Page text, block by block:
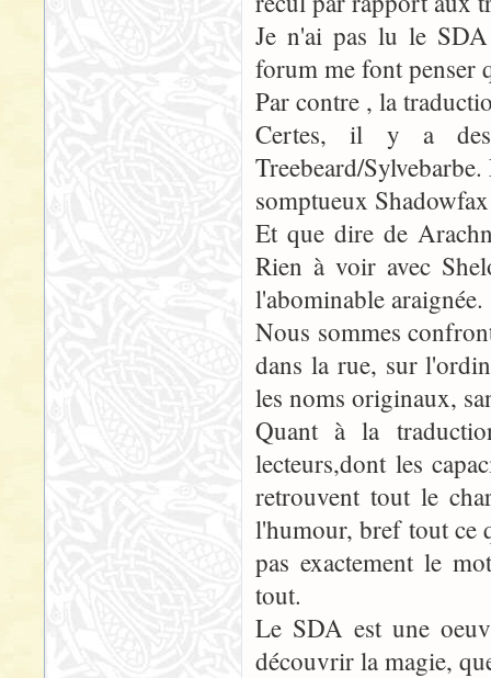
Je n'ai pas lu le
forum me font penser
Par contre , la
Certes, il y a des
Treebeard/
somptueux
Et que dire de
Rien à voir avec
l'abominable araignée.
Nous sommes
dans la rue, sur
les noms originaux,
Quant à la
lecteurs,dont les
retrouvent tout le
l'humour, bref tout ce
pas exactement le
tout.
Le SDA est une
découvrir la magie,